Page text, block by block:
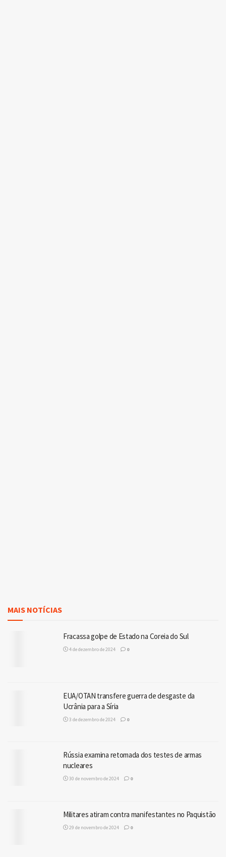
MAIS NOTÍCIAS
Fracassa golpe de Estado na Coreia do Sul
4 de dezembro de 2024 0
EUA/OTAN transfere guerra de desgaste da
Ucrânia para a Síria
3 de dezembro de 2024 0
Rússia examina retomada dos testes de armas
nucleares
30 de novembro de 2024 0
Militares atiram contra manifestantes no Paquistão
29 de novembro de 2024 0